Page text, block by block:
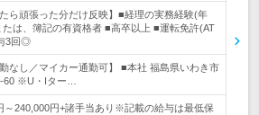
たら頑張った分だけ反映】■経理の実務経験(年
は、簿記の有資格者 ■高卒以上 ■運転免許(AT
3回◎
勤なし／マイカー通勤可】 ■本社 福島県いわき市
60 ※U・Iター…
～240,000円+諸手当あり※記載の給与は最低保